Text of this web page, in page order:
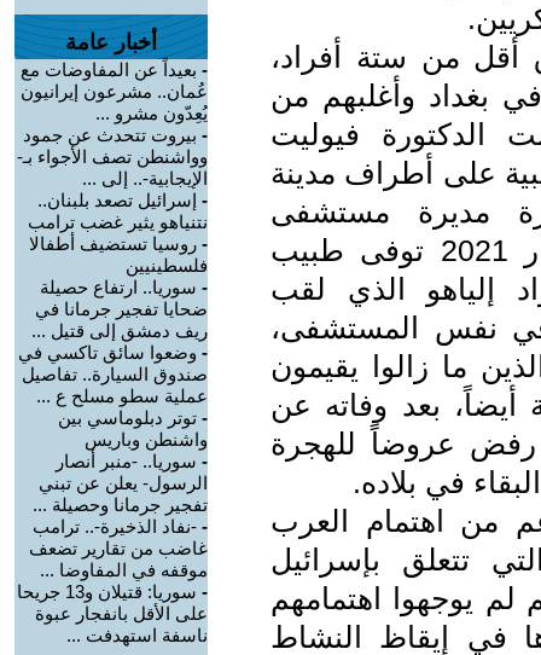
أقل من ستة أفراد،
وأغلبهم من
10/8/2008م رحلت الدكتورة فيوليت
على أطراف مدينة
مديرة مستشفى
الواسطي في بغداد. وبتاريخ 27 آذار 2021 توفى طبيب
إلياهو الذي لقب
في نفس المستشفى،
ما زالوا يقيمون
أيضاً، بعد وفاته عن
قد رفض عروضاً للهجرة
في بلاده.
من اهتمام العرب
تتعلق بإسرائيل
لم يوجهوا اهتمامهم
في إيقاظ النشاط
أخبار عامة
- بعيداً عن المفاوضات مع
عُمان.. مشرعون إيرانيون
يُعِدّون مشرو ...
- بيروت تتحدث عن جمود
وواشنطن تصف الأجواء بـ-
الإيجابية-.. إلى ...
- إسرائيل تصعد بلبنان..
نتنياهو يثير غضب ترامب
- روسيا تستضيف أطفالا
فلسطينيين
- سوريا.. ارتفاع حصيلة
ضحايا تفجير جرمانا في
ريف دمشق إلى قتيل ...
- وضعوا سائق تاكسي في
صندوق السيارة.. تفاصيل
عملية سطو مسلح ع ...
- توتر دبلوماسي بين
واشنطن وباريس
- سوريا.. -منبر أنصار
الرسول- يعلن عن تبني
تفجير جرمانا وحصيلة ...
- -نفاد الذخيرة-.. ترامب
غاضب من تقارير تضعف
موقفه في المفاوضا ...
-
سوريا: قتيلان و13 جريحا
على الأقل بانفجار عبوة
ناسفة استهدفت ...